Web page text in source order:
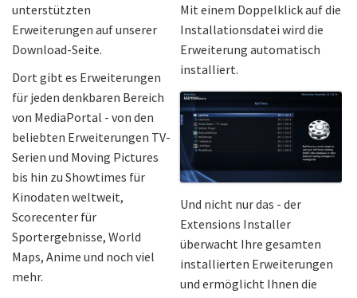
unterstützten
Erweiterungen auf unserer
Download-Seite.
Dort gibt es Erweiterungen
für jeden denkbaren Bereich
von MediaPortal - von den
beliebten Erweiterungen TV-
Serien und Moving Pictures
bis hin zu Showtimes für
Kinodaten weltweit,
Scorecenter für
Sportergebnisse, World
Maps, Anime und noch viel
mehr.
Mit einem Doppelklick auf die
Installationsdatei wird die
Erweiterung automatisch
installiert.
Und nicht nur das - der
Extensions Installer
überwacht Ihre gesamten
installierten Erweiterungen
und ermöglicht Ihnen die